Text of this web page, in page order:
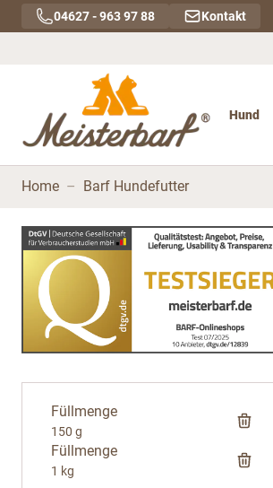
Direkt zum Inhalt
04627 - 963 97 88 Kontakt
Hund
Home – Barf Hundefutter
Füllmenge
150 g
Füllmenge
1 kg